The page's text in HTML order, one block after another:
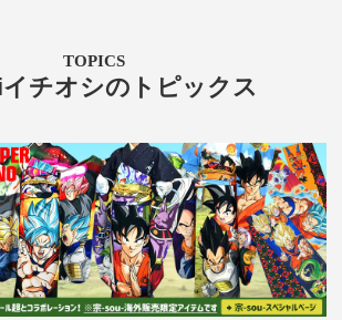
TOPICS
チオシのトピックス